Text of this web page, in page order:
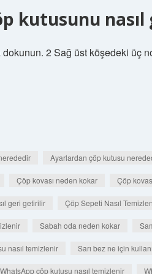
kutusunu
dokunun. 2 Sağ üst köşedeki üç
Ayarlardan çöp kutusu
Çöp kovası neden kokar Çöp
geri getirilir Çöp Sepeti Nasıl
Sabah oda neden kokar
nasıl temizlenir Sarı bez ne için
WhatsApp çöp kutusu nasıl temizlenir